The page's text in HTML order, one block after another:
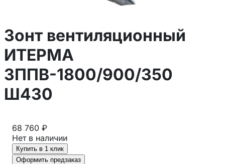
Зонт вентиляционный
ИТЕРМА
ЗППВ-1800/900/350
Ш430
68 760 ₽
Нет в наличии
Купить в 1 клик
Оформить предзаказ